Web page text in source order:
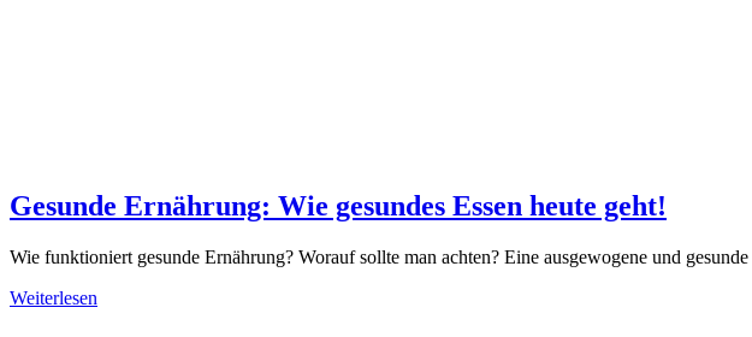
Gesunde Ernährung: Wie gesundes Essen heute geht!
Wie funktioniert gesunde Ernährung? Worauf sollte man achten? Eine ausgewogene und
Weiterlesen